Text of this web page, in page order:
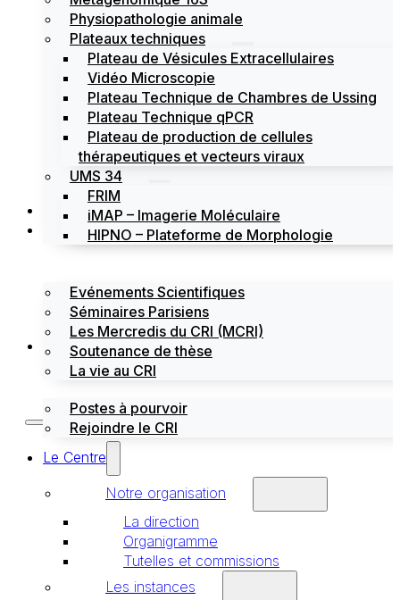
Physiopathologie animale
Plateaux techniques
Plateau de Vésicules Extracellulaires
Vidéo Microscopie
Plateau Technique de Chambres de Ussing
Plateau Technique qPCR
Plateau de production de cellules
thérapeutiques et vecteurs viraux
UMS 34
FRIM
iMAP – Imagerie Moléculaire
HIPNO – Plateforme de Morphologie
Actualités
Évènements
Evénements Scientifiques
Séminaires Parisiens
Les Mercredis du CRI (MCRI)
Soutenance de thèse
La vie au CRI
Emploi / stages
Postes à pourvoir
Rejoindre le CRI
Le Centre
Notre organisation
La direction
Organigramme
Tutelles et commissions
Les instances